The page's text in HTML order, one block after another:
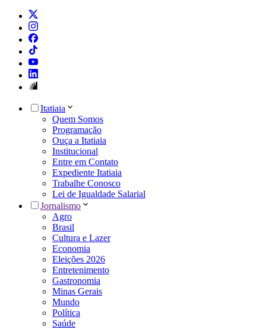
Itatiaia
Quem Somos
Programação
Ouça a Itatiaia
Institucional
Entre em Contato
Expediente Itatiaia
Trabalhe Conosco
Lei de Igualdade Salarial
Jornalismo
Agro
Brasil
Cultura e Lazer
Economia
Eleições 2026
Entretenimento
Gastronomia
Minas Gerais
Mundo
Política
Saúde